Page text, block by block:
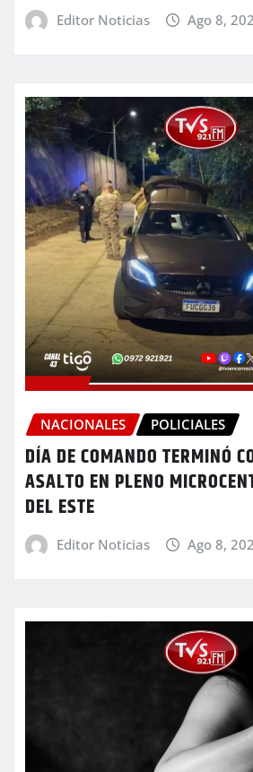
Editor Noticias Ago 8,
NACIONALES POLICIALES
DÍA DE COMANDO TERMINÓ
ASALTO EN PLENO
DEL ESTE
Editor Noticias Ago 8,